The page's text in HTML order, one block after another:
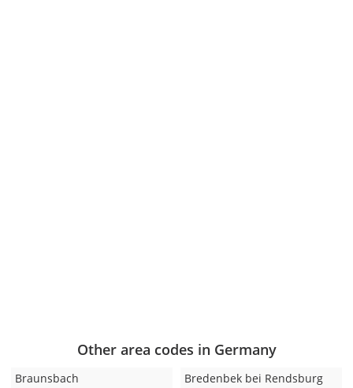
Other area codes in Germany
Braunsbach Bredenbek bei Rendsburg